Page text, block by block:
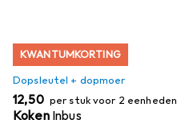
KWANTUMKORTING
Dopsleutel + dopmoer
EUR
12,50 per stuk voor 2 eenheden
Koken Inbus